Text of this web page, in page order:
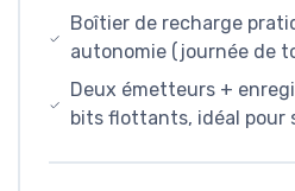
Boîtier de recharge
autonomie (journée de
Deux émetteurs +
bits flottants, idéal pour